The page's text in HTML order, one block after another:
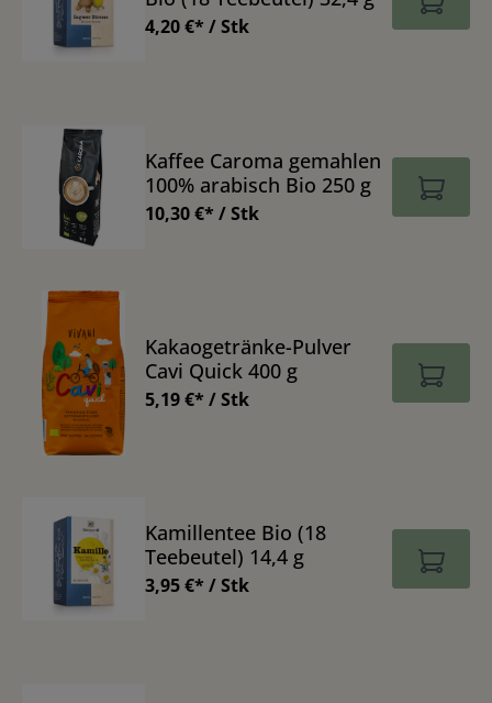
4,20 €* / Stk
Kaffee Caroma gemahlen
100% arabisch Bio 250 g
10,30 €* / Stk
Kakaogetränke-Pulver
Cavi Quick 400 g
5,19 €* / Stk
Kamillentee Bio (18
Teebeutel) 14,4 g
3,95 €* / Stk